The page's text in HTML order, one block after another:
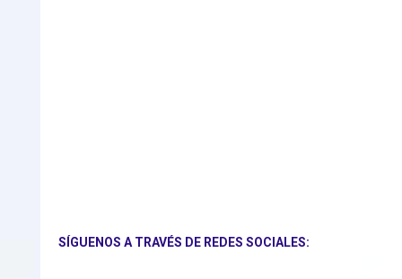
SÍGUENOS A TRAVÉS DE REDES SOCIALES: